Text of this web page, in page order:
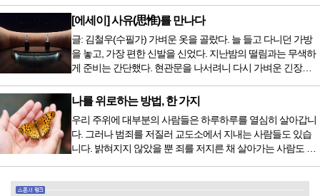
는 없지만 치료...
저녁을 습관적으로 음식을 섭취한다. 게다가 밤늦은 시간까지
음식을 먹거나, 아침에 식욕이 없는데도 ‘아침을 먹어야 하루
가 활기차다’라는 이야기에 사로잡혀 억지로 먹는 경우가 많
다. 식욕이 없다는 느낌은 본능이 보내는 신호다. 즉 먹어도 소
화할 힘이 없다거나 더 이상 먹으면 혈액 안에 잉여물...
[에세이] 사유(思惟)를 만나다
글: 김철우(수필가) 가벼운 옷을 골랐다. 늘 들고 다니던 가방
을 놓고, 가장 편한 신발을 신었다. 지난밤의 떨림과는 무색하
게 준비는 간단했다. 현관문을 나서려니 다시 가벼운 긴장감
막이 열리기 전. 그 특유의 무대 냄새를 맡았을 때의 긴장감 같
은 것이었다. 두 금동 미륵 반가사유상을 만나러 가는 길은 그
렇게 시작됐다. 두 반가사유상을 알게 된 것은 몇 해 전이었다.
잡지의 발행인으로 독자에게 선보일 좋은 콘텐츠를 고민하던
중 우리 문화재를 하나씩 소개하고자...
나를 위로하는 방법, 한 가지
우리 주위에 대부분의 사람들은 하루하루를 열심히 살아갑니
다. 그러나 범죄를 저질러 교도소에서 지내는 사람들도 있습
니다. 밝혀지지 않았을 뿐 죄를 저지른 채 살아가는 사람도 있